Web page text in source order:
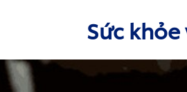
Sức khỏe